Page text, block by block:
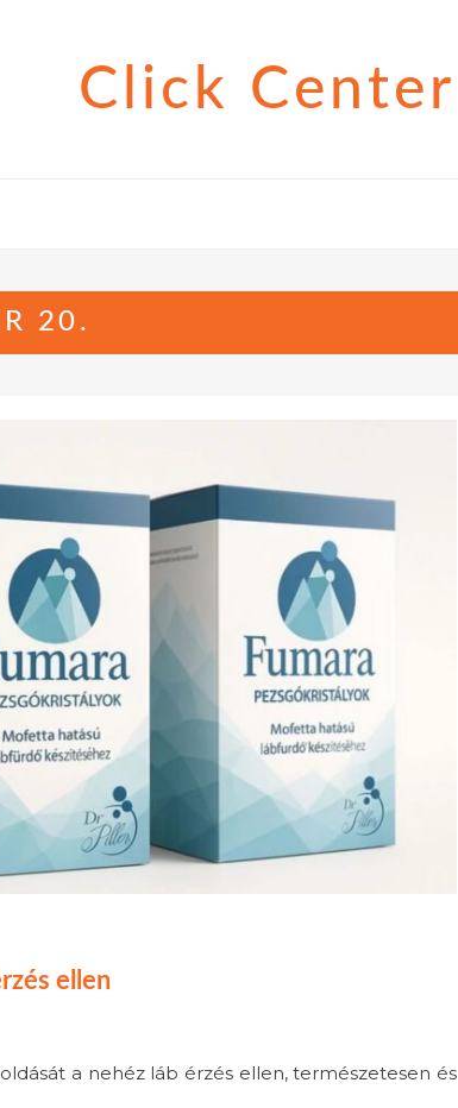
Click Center
20.
ellen
a nehéz láb érzés ellen, természetesen és